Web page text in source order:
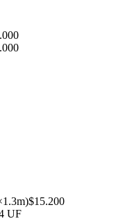
$15.200
UF